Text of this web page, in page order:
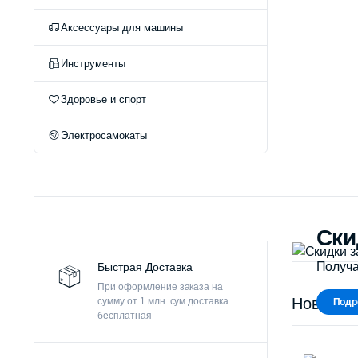
Аксессуары для машины
Инструменты
Здоровье и спорт
Электросамокаты
Быстрая Доставка
При оформление заказа на
сумму от 1 млн. сум доставка
бесплатная
Новые